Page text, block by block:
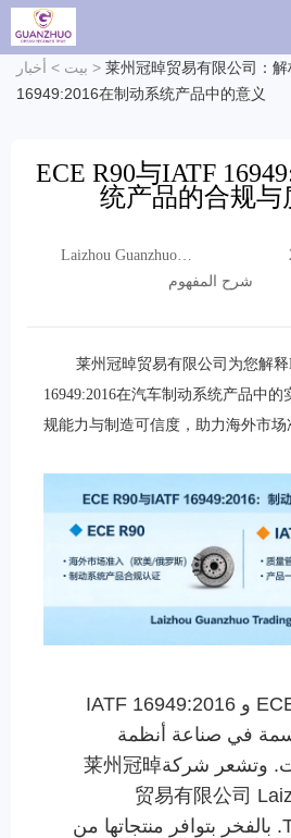
بيت > أخبار > 莱州冠晫贸易有限公司：
16949:2016在制动系统产品中的意义
ECE R90与IATF
统产品的合规与
Laizhou Guanzhuo
شرح المفهوم
莱州冠晫贸易有限公司为您解释
16949:2016在汽车制动系统产品中
规能力与制造可信度，助力海外市场
تعد معايير ECE R90 و IATF 16949:2016
في صناعة أنظمة
الفرامل للسيارات. وتشعر شركة莱州冠晫
贸易有限公司
Trading Co., Ltd. بالفخر بتوافر منتجاتها من